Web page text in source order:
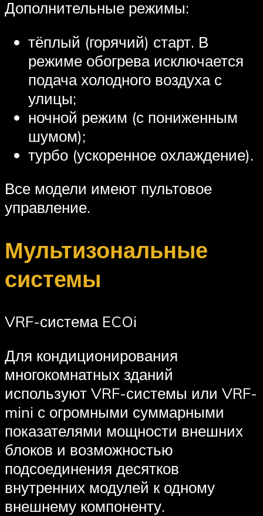
Дополнительные режимы:
тёплый (горячий) старт. В
режиме обогрева исключается
подача холодного воздуха с
улицы;
ночной режим (с пониженным
шумом);
турбо (ускоренное охлаждение).
Все модели имеют пультовое
управление.
Мультизональные
системы
VRF-система ECOi
Для кондиционирования
многокомнатных зданий
используют VRF-системы или VRF-
mini с огромными суммарными
показателями мощности внешних
блоков и возможностью
подсоединения десятков
внутренних модулей к одному
внешнему компоненту.